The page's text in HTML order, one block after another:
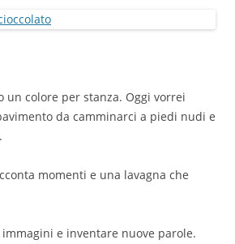
un colore per stanza. Oggi vorrei
da camminarci a piedi nudi e
momenti e una lavagna che
e inventare nuove parole.